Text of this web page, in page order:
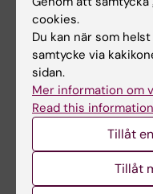
Alla övriga
DOCTORAL
Cardiovascular
evaluation of
physiologies
cookies.
Du kan när som
samtycke via
sidan.
Mer information om
Read this
Tillåt
Tillåt